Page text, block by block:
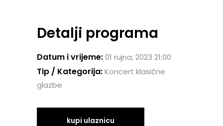
Detalji programa
Datum i vrijeme:01 rujna, 2023 21:00
Tip / Kategorija:Koncert klasične
glazbe
kupi ulaznicu